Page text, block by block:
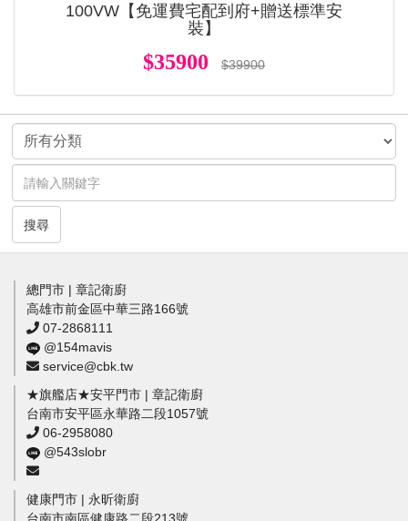
100VW【免運費宅配到府+贈送標準安
裝】
$35900 $39900
搜尋
總門市 | 章記衛廚
高雄市前金區中華三路166號
07-2868111
@154mavis
service@cbk.tw
★旗艦店★安平門市 | 章記衛廚
台南市安平區永華路二段1057號
06-2958080
@543slobr
健康門市 | 永昕衛廚